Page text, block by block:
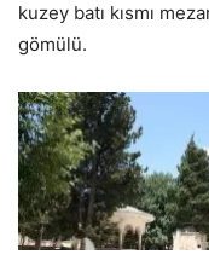
kuzey batı kısmı
gömülü.